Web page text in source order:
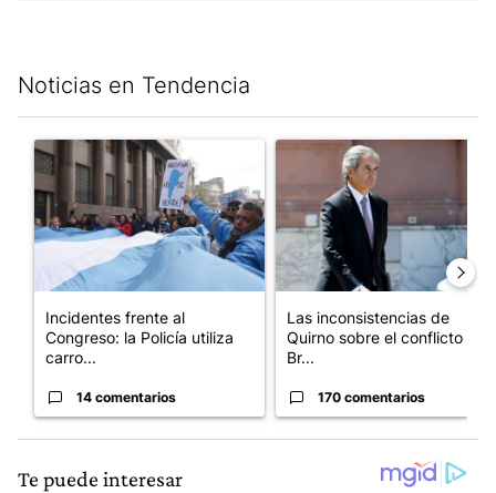
Noticias en Tendencia
Un artículo de tendencia con el título "Incidentes frente al
Incidentes frente al
Congreso: la Policía utiliza
carro...
14 comentarios
Un artículo de tendencia con
Las inconsistencias de
Quirno sobre el conflicto con
Br...
170 comentarios